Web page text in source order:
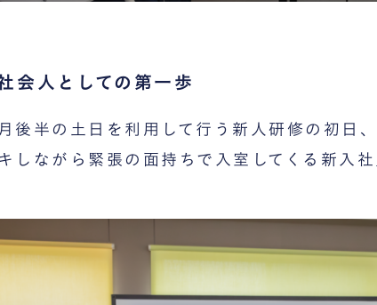
会人としての第一歩
後半の土日を利用して行う新人研修の初日
しながら緊張の面持ちで入室してくる新入